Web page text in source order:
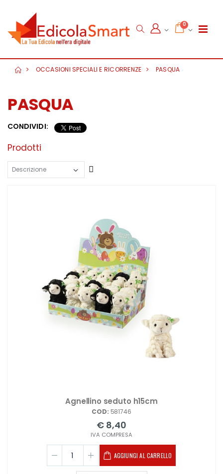
0
OCCASIONI SPECIALI E RICORRENZE PASQUA
PASQUA
CONDIVIDI:
Prodotti
Agnellino seduto h15cm
COD: 581746
€ 8,40
IVA COMPRESA
AGGIUNGI AL CARRELLO